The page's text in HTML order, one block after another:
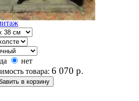
живопись XIX века
да
нет
товара: 6 070 р.